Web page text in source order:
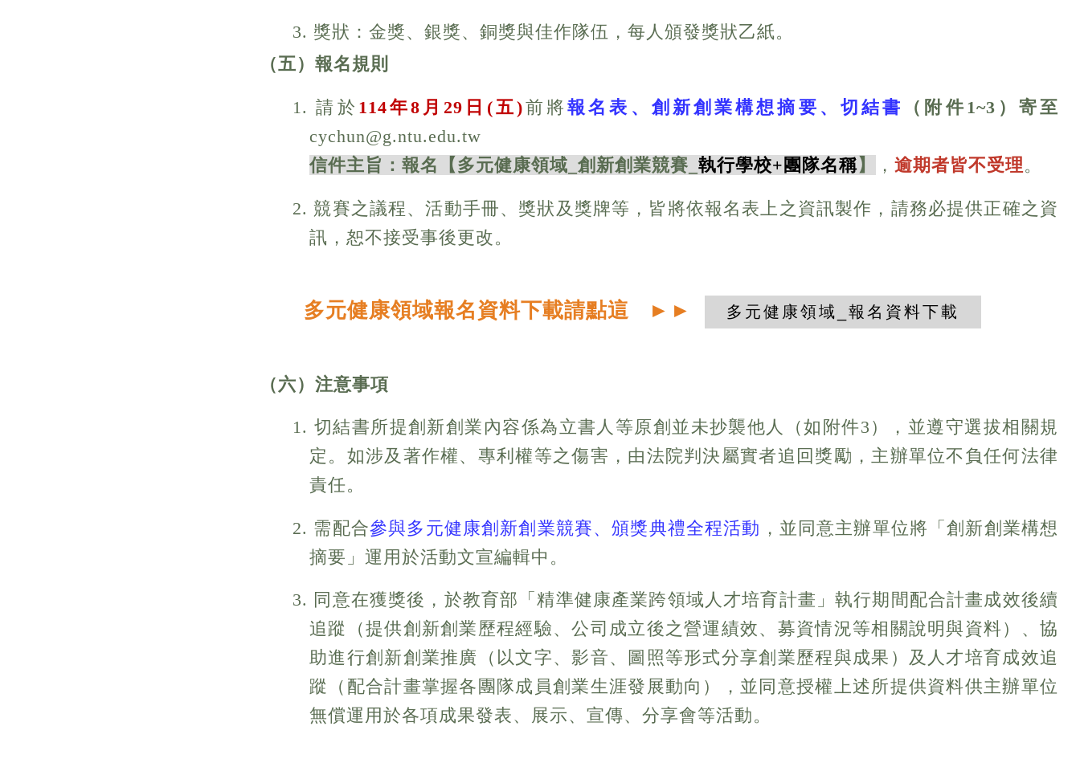
3. 獎狀：金獎、銀獎、銅獎與佳作隊伍，每人頒發獎狀乙紙。
（五）報名規則
1. 請於 114年8 月29 日 (五)前將報名表、創新創業構想摘要、切結書 （附件1~3） 寄至
cychun@g.ntu.edu.tw
信件主旨：報名【多元健康領域_創新創業競賽_ 執行學校+團隊名稱】 ， 逾期者皆不受理。
2. 競賽之議程、活動手冊、獎狀及獎牌等，皆將依報名表上之資訊製作，請務必提供正確之資
訊，恕不接受事後更改。
多元健康領域報名資料下載請點這 ► ► 多元健康領域_報名資料下載
（六）注意事項
1. 切結書所提創新創業內容係為立書人等原創並未抄襲他人（如附件3），並遵守選拔相關規
定。如涉及著作權、專利權等之傷害，由法院判決屬實者追回獎勵，主辦單位不負任何法律
責任。
2. 需配合參與多元健康創新創業競賽、頒獎典禮全程活動 ，並同意主辦單位將「創新創業構想
摘要」運用於活動文宣編輯中。
3. 同意在獲獎後，於教育部「精準健康產業跨領域人才培育計畫」執行期間配合計畫成效後續
追蹤（提供創新創業歷程經驗、公司成立後之營運績效、募資情況等相關說明與資料）、協
助進行創新創業推廣（以文字、影音、圖照等形式分享創業歷程與成果）及人才培育成效追
蹤（配合計畫掌握各團隊成員創業生涯發展動向），並同意授權上述所提供資料供主辦單位
無償運用於各項成果發表、展示、宣傳、分享會等活動。